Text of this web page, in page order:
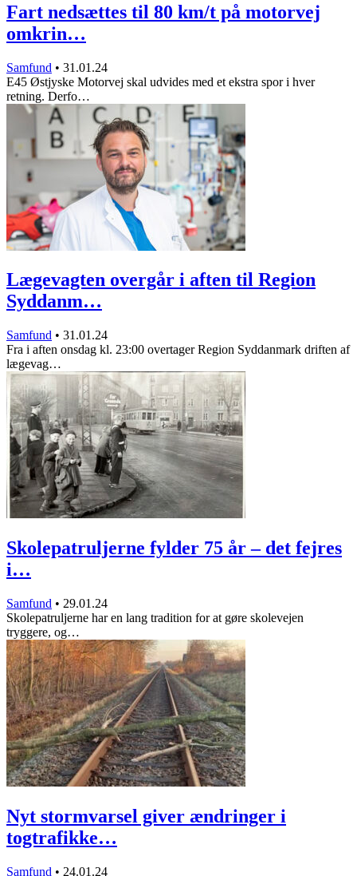
Fart nedsættes til 80 km/t på motorvej
omkrin…
Samfund • 31.01.24
E45 Østjyske Motorvej skal udvides med et ekstra spor i hver
retning. Derfo…
Lægevagten overgår i aften til Region
Syddanm…
Samfund • 31.01.24
Fra i aften onsdag kl. 23:00 overtager Region Syddanmark driften af
lægevag…
Skolepatruljerne fylder 75 år – det fejres
i…
Samfund • 29.01.24
Skolepatruljerne har en lang tradition for at gøre skolevejen
tryggere, og…
Nyt stormvarsel giver ændringer i
togtrafikke…
Samfund • 24.01.24